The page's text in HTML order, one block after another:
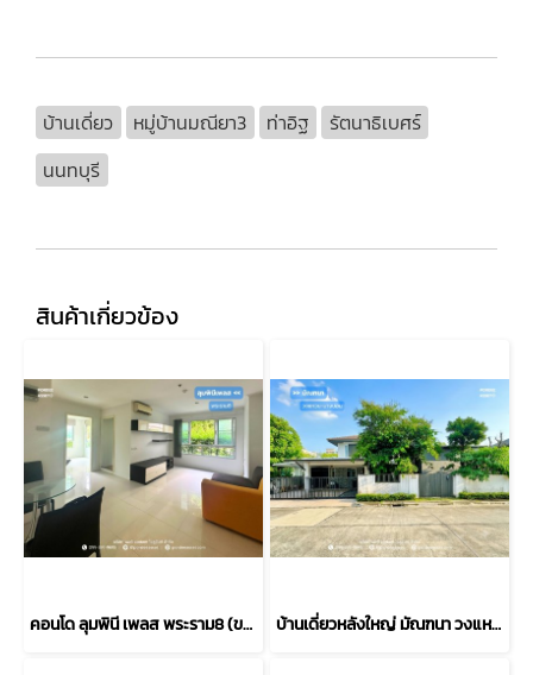
บ้านเดี่ยว หมู่บ้านมณียา3 ท่าอิฐ
รัตนาธิเบศร์
นนทบุรี
สินค้าเกี่ยวข้อง
คอนโด ลุมพินี เพลส พระราม8 (ขนาด 45 ตร.ม.) ชั้น1 บางพลัด กทม. : Lumpini Place Rama 8 บ้านเดี่ยวหลังใหญ่ มัณฑนา วงแหวน–บางบอน พร้อมส่วนต่อเติมห้องทำงานหรือสตูดิโอ (ขนาด 101 ตร.ว.) บางบอน กทม. : Mantana Wongwaen-Bangbon โครงการคุณภาพจาก Land & Houses